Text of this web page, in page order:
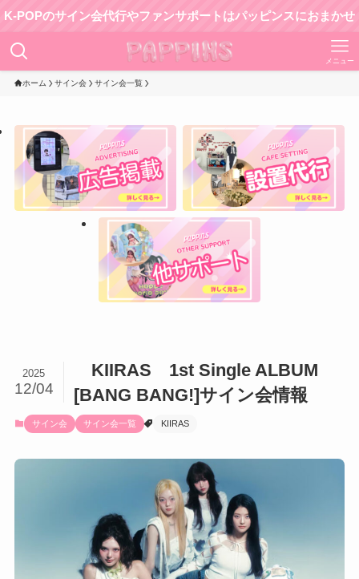
サイン会代行やファンサポートはパッピンスにおまかせ！
メニュー
ホーム サイン会 サイン会一覧
KIIRAS 1st Single ALBUM
[BANG BANG!]サイン会情報
2025
12/04
サイン会 サイン会一覧 KIIRAS